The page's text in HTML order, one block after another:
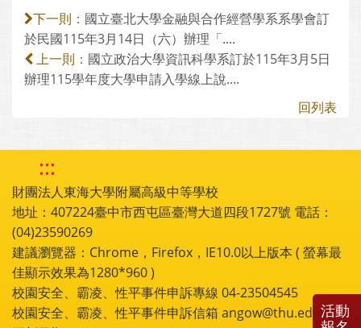
下一則： 國立臺北大學金融與合作經營學系系學會訂
於民國115年3月14日（六）辦理「....
上一則： 國立政治大學資訊科學系訂於115年3月5日
辦理115學年度大學申請入學線上說....
回列表
:::
財團法人東海大學附屬高級中等學校
地址：407224臺中市西屯區臺灣大道四段1727號 電話：
(04)23590269
建議瀏覽器：Chrome，Firefox，IE10.0以上版本 ( 螢幕最
佳顯示效果為1280*960 )
校園安全、霸凌、性平事件申訴專線 04-23504545
校園安全、霸凌、性平事件申訴信箱 angow@thu.edu.tw
活動